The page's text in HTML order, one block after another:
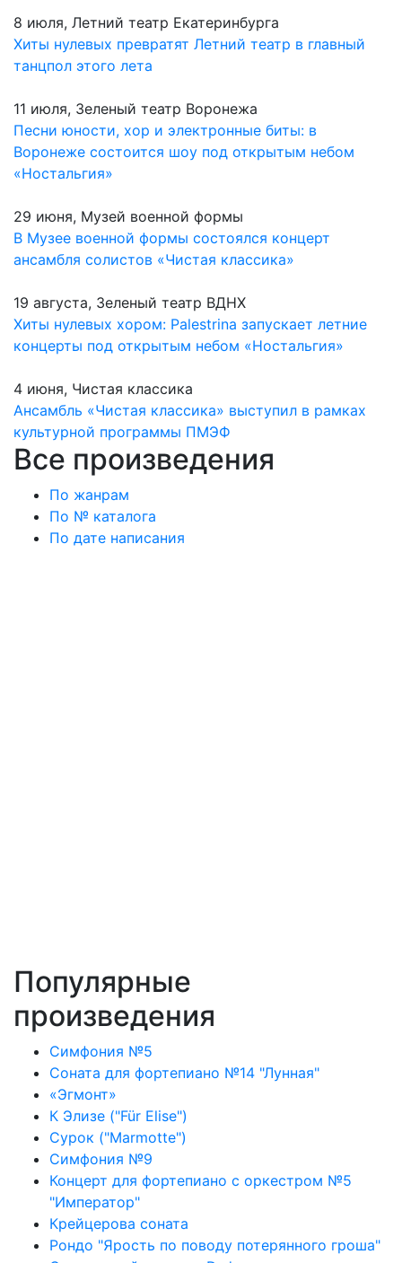
8 июля, Летний театр Екатеринбурга
Хиты нулевых превратят Летний театр в главный
танцпол этого лета
11 июля, Зеленый театр Воронежа
Песни юности, хор и электронные биты: в
Воронеже состоится шоу под открытым небом
«Ностальгия»
29 июня, Музей военной формы
В Музее военной формы состоялся концерт
ансамбля солистов «Чистая классика»
19 августа, Зеленый театр ВДНХ
Хиты нулевых хором: Palestrina запускает летние
концерты под открытым небом «Ностальгия»
4 июня, Чистая классика
Ансамбль «Чистая классика» выступил в рамках
культурной программы ПМЭФ
Все произведения
По жанрам
По № каталога
По дате написания
Популярные
произведения
Симфония №5
Соната для фортепиано №14 "Лунная"
«Эгмонт»
К Элизе ("Für Elise")
Сурок ("Marmotte")
Симфония №9
Концерт для фортепиано с оркестром №5
"Император"
Крейцерова соната
Рондо "Ярость по поводу потерянного гроша"